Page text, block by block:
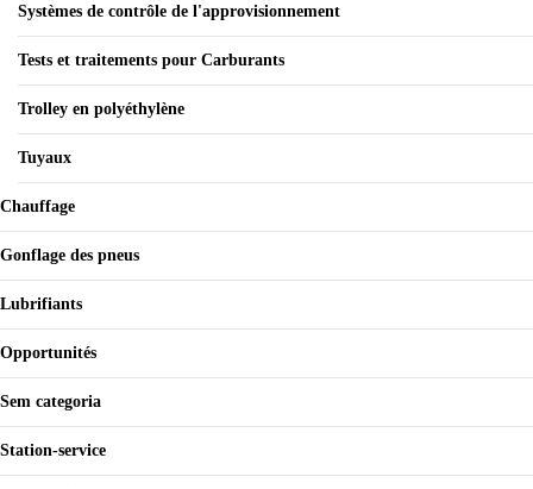
Systèmes de contrôle de l'approvisionnement
Tests et traitements pour Carburants
Trolley en polyéthylène
Tuyaux
Chauffage
Gonflage des pneus
Lubrifiants
Opportunités
Sem categoria
Station-service